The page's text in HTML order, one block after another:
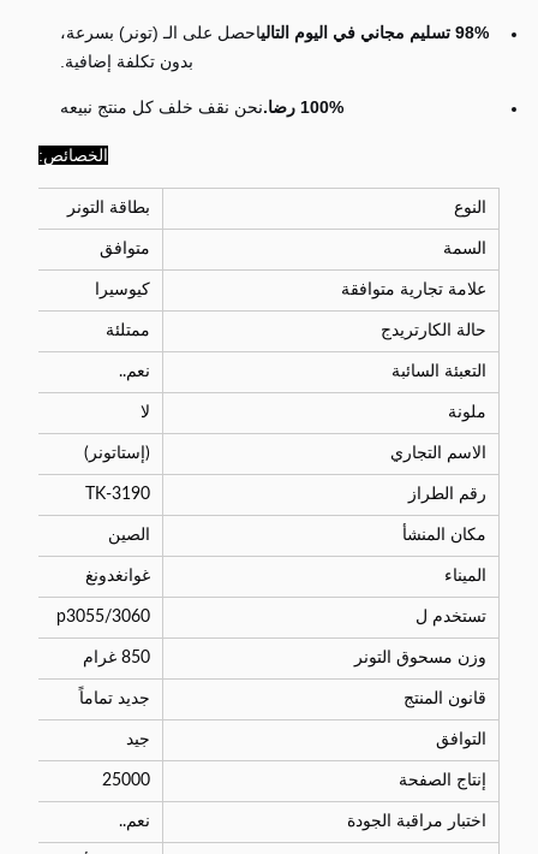
98% تسليم مجاني في اليوم التالي
احصل على الـ (تونر) بسرعة،
بدون تكلفة إضافية.
100% رضا. نحن نقف خلف كل منتج نبيعه
الخصائص:
النوع بطاقة التونر
السمة متوافق
علامة تجارية متوافقة كيوسيرا
حالة الكارتريدج ممتلئة
التعبئة السائبة نعم..
ملونة لا
الاسم التجاري (إستاتونر)
رقم الطراز TK-3190
مكان المنشأ الصين
الميناء غوانغدونغ
تستخدم ل p3055/3060
وزن مسحوق التونر 850 غرام
قانون المنتج جديد تماماً
التوافق جيد
إنتاج الصفحة 25000
اختبار مراقبة الجودة نعم..